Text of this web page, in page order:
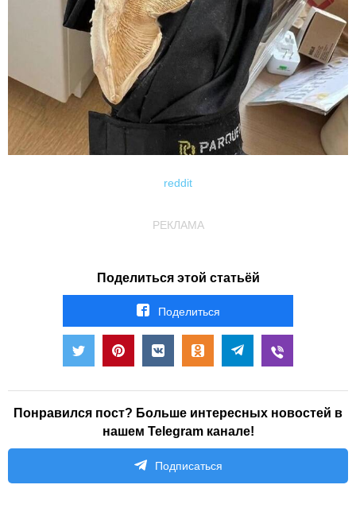
reddit
РЕКЛАМА
Поделиться этой статьёй
Поделиться
Понравился пост? Больше интересных новостей в
нашем Telegram канале!
Подписаться